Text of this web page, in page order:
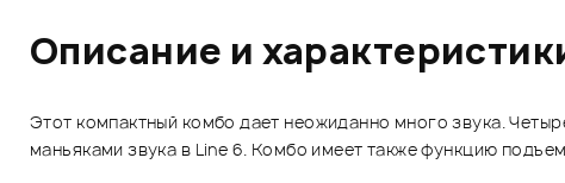
Описание и
Этот компактный комбо дает неожиданно много звука.
маньяками звука в Line 6. Комбо имеет также функцию